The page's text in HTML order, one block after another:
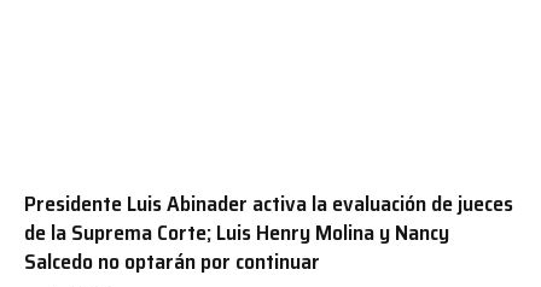
Presidente Luis Abinader activa la evaluación de jueces
de la Suprema Corte; Luis Henry Molina y Nancy
Salcedo no optarán por continuar